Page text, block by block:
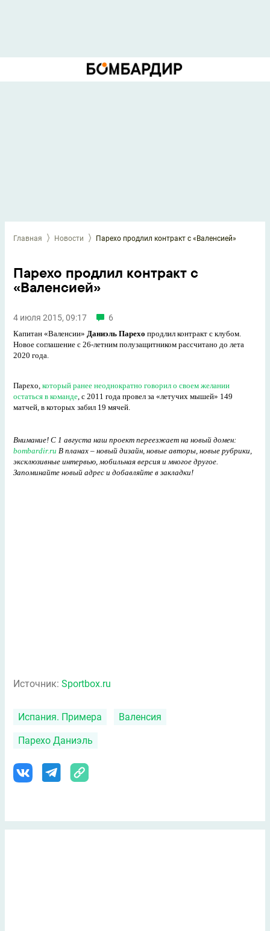
Главная Новости Парехо продлил контракт с «Валенсией»
Парехо продлил контракт с
«Валенсией»
4 июля 2015, 09:17 6
Капитан «Валенсии» Даниэль Парехо продлил контракт с клубом.
Новое соглашение с 26-летним полузащитником рассчитано до лета
2020 года.
Парехо, который ранее неоднократно говорил о своем желании
остаться в команде, с 2011 года провел за «летучих мышей» 149
матчей, в которых забил 19 мячей.
Внимание! С 1 августа наш проект переезжает на новый домен:
bombardir.ru В планах – новый дизайн, новые авторы, новые рубрики,
эксклюзивные интервью, мобильная версия и многое другое.
Запоминайте новый адрес и добавляйте в закладки!
Источник: Sportbox.ru
Испания. Примера Валенсия
Парехо Даниэль